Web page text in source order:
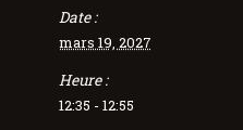
Date :
mars 19, 2027
Heure :
12:35 - 12:55